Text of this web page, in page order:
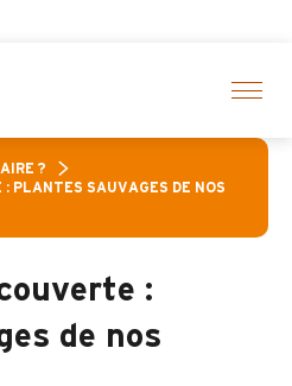
?
: PLANTES SAUVAGES DE NOS
:
de nos